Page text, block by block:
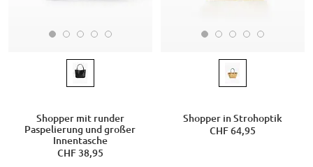
Shopper mit runder
Paspelierung und großer
Innentasche
CHF 38,95
Shopper in Strohoptik
CHF 64,95